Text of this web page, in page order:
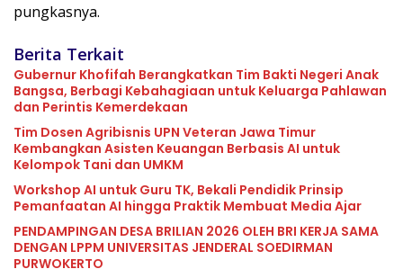
pungkasnya.
Berita Terkait
Gubernur Khofifah Berangkatkan Tim Bakti Negeri Anak
Bangsa, Berbagi Kebahagiaan untuk Keluarga Pahlawan
dan Perintis Kemerdekaan
Tim Dosen Agribisnis UPN Veteran Jawa Timur
Kembangkan Asisten Keuangan Berbasis AI untuk
Kelompok Tani dan UMKM
Workshop AI untuk Guru TK, Bekali Pendidik Prinsip
Pemanfaatan AI hingga Praktik Membuat Media Ajar
PENDAMPINGAN DESA BRILIAN 2026 OLEH BRI KERJA SAMA
DENGAN LPPM UNIVERSITAS JENDERAL SOEDIRMAN
PURWOKERTO